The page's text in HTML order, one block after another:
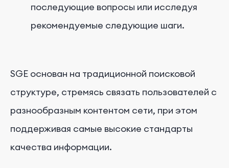
последующие вопросы или исследуя
рекомендуемые следующие шаги.
SGE основан на традиционной поисковой
структуре, стремясь связать пользователей с
разнообразным контентом сети, при этом
поддерживая самые высокие стандарты
качества информации.